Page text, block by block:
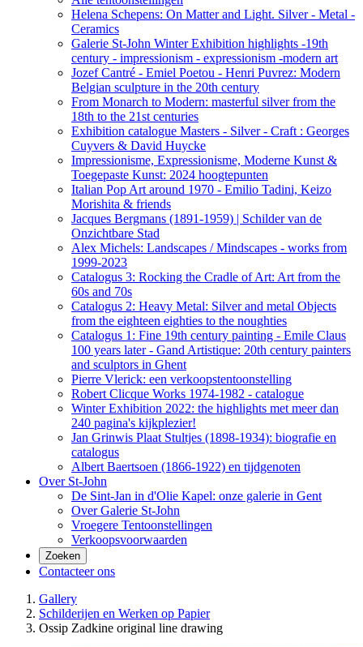
Helena Schepens: On Matter and Light. Silver - Metal -
Ceramics
Galerie St-John Winter Exhibition highlights -19th
century - impressionism - expressionism -modern art
Jozef Cantré - Emiel Poetou - Henri Puvrez: Modern
Belgian sculpture in the 20th century
From Monarch to Modern: masterful silver from the
18th to the 21st centuries
Exhibition catalogue Masters - Silver - Craft : Georges
Cuyvers & David Huycke
Impressionisme, Expressionisme, Moderne Kunst &
Toegepaste Kunst: 2024 hoogtepunten
Italian Pop Art around 1970 - Emilio Tadini, Keizo
Morishita & friends
Jacques Bergmans (1891-1959) | Schilder van de
Onzichtbare Stad
Alex Michels: Landscapes / Mindscapes - works from
1999-2023
Catalogus 3: Rocking the Cradle of Art: Art from the
60s and 70s
Catalogus 2: Heavy Metal: Silver and metal Objects
from the eighteen eighties to the noughties
Catalogus 1: Fine 19th century painting - Emile Claus
100 years later - Gand Artistique: 20th century painters
and sculptors in Ghent
Pierre Vlerick: een verkoopstentoonstelling
Robert Clicque Works 1974-1982 - catalogue
Winter Exhibition 2022: the highlights met meer dan
240 pagina's kijkplezier!
Jan Grinwis Plaat Stultjes (1898-1934): biografie en
catalogus
Albert Baertsoen (1866-1922) en tijdgenoten
Over St-John
De Sint-Jan in d'Olie Kapel: onze galerie in Gent
Over Galerie St-John
Vroegere Tentoonstellingen
Verkoopsvoorwaarden
Zoeken
Contacteer ons
Gallery
Schilderijen en Werken op Papier
Ossip Zadkine original line drawing